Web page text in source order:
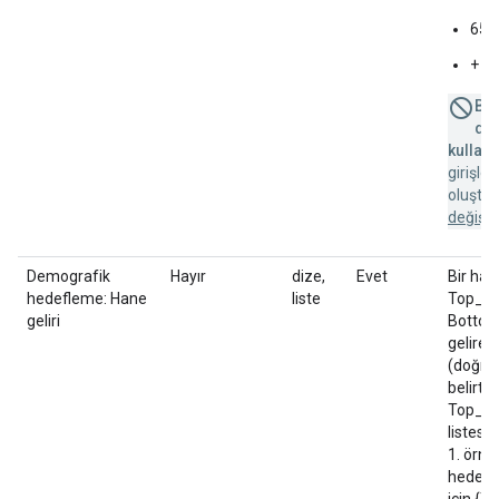
65
+
girişler,
Demografik
hedefleme: Hane
geliri
Hayır
dize,
liste
Evet
Bir
gelire
1.